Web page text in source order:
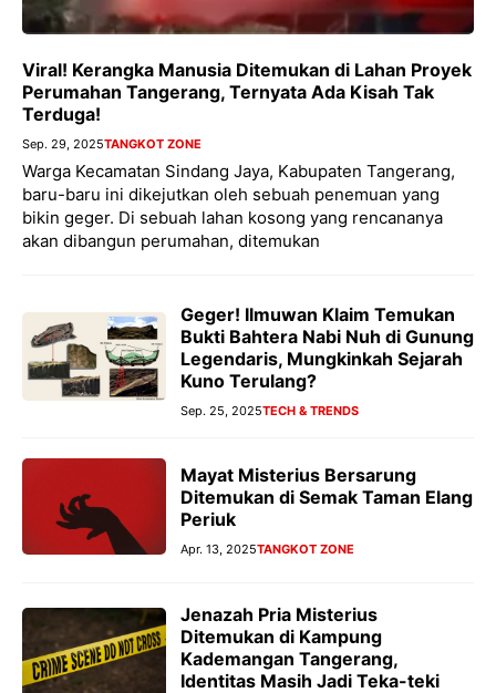
Viral! Kerangka Manusia Ditemukan di Lahan Proyek
Perumahan Tangerang, Ternyata Ada Kisah Tak
Terduga!
Sep. 29, 2025TANGKOT ZONE
Warga Kecamatan Sindang Jaya, Kabupaten Tangerang,
baru-baru ini dikejutkan oleh sebuah penemuan yang
bikin geger. Di sebuah lahan kosong yang rencananya
akan dibangun perumahan, ditemukan
Geger! Ilmuwan Klaim Temukan
Bukti Bahtera Nabi Nuh di Gunung
Legendaris, Mungkinkah Sejarah
Kuno Terulang?
Sep. 25, 2025TECH & TRENDS
Mayat Misterius Bersarung
Ditemukan di Semak Taman Elang
Periuk
Apr. 13, 2025TANGKOT ZONE
Jenazah Pria Misterius
Ditemukan di Kampung
Kademangan Tangerang,
Identitas Masih Jadi Teka-teki